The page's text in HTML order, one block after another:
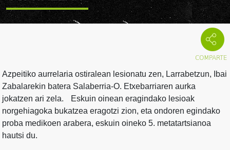
Azpeitiko aurrelaria ostiralean lesionatu zen, Larrabetzun, Ibai
Zabalarekin batera Salaberria-O. Etxebarriaren aurka
jokatzen ari zela. Eskuin oinean eragindako lesioak
norgehiagoka bukatzea eragotzi zion, eta ondoren egindako
proba medikoen arabera, eskuin oineko 5. metatartsianoa
hautsi du.